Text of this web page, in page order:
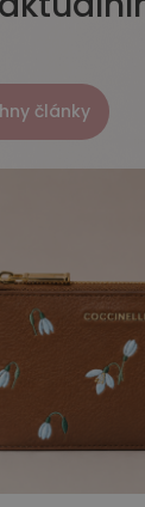
články